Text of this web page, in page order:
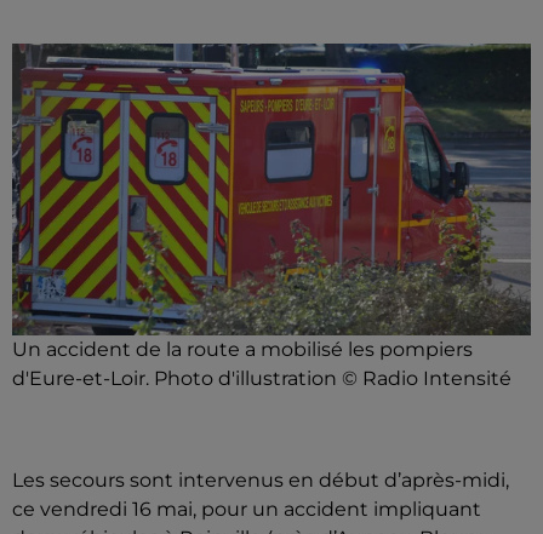
Un accident de la route a mobilisé les pompiers
d'Eure-et-Loir. Photo d'illustration © Radio Intensité
Les secours sont intervenus en début d’après-midi,
ce vendredi 16 mai, pour un accident impliquant